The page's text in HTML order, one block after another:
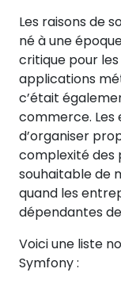
Les raisons de
né à une
critique pour
applications
c’était
commerce. Les
d’organiser
complexité des
souhaitable de
quand les
dépendantes
Voici une liste
Symfony :